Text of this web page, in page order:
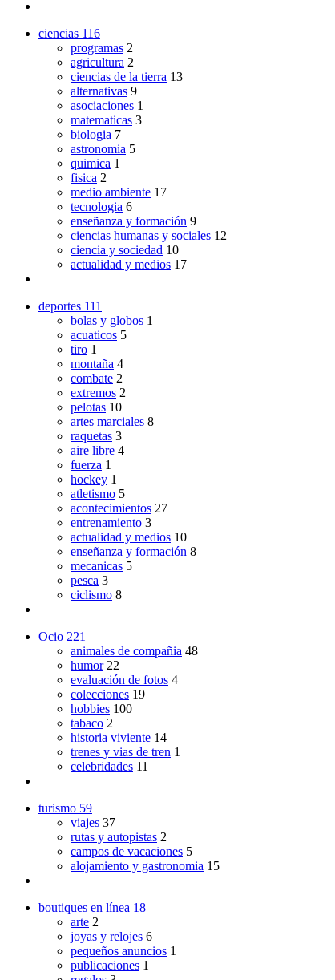
ciencias 116
programas 2
agricultura 2
ciencias de la tierra 13
alternativas 9
asociaciones 1
matematicas 3
biologia 7
astronomia 5
quimica 1
fisica 2
medio ambiente 17
tecnologia 6
enseñanza y formación 9
ciencias humanas y sociales 12
ciencia y sociedad 10
actualidad y medios 17
deportes 111
bolas y globos 1
acuaticos 5
tiro 1
montaña 4
combate 2
extremos 2
pelotas 10
artes marciales 8
raquetas 3
aire libre 4
fuerza 1
hockey 1
atletismo 5
acontecimientos 27
entrenamiento 3
actualidad y medios 10
enseñanza y formación 8
mecanicas 5
pesca 3
ciclismo 8
Ocio 221
animales de compañia 48
humor 22
evaluación de fotos 4
colecciones 19
hobbies 100
tabaco 2
historia viviente 14
trenes y vias de tren 1
celebridades 11
turismo 59
viajes 37
rutas y autopistas 2
campos de vacaciones 5
alojamiento y gastronomia 15
boutiques en línea 18
arte 2
joyas y relojes 6
pequeños anuncios 1
publicaciones 1